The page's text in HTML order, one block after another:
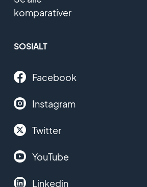
komparativer
SOSIALT
Facebook
Instagram
Twitter
YouTube
Linkedin